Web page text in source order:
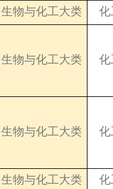
生物与化工大类
化
生物与化工大类 化
生物与化工大类 化
生物与化工大类
化